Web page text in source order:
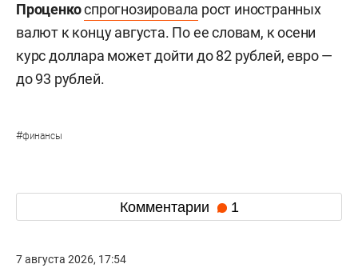
Проценкоспрогнозировала рост иностранных
валют к концу августа. По ее словам, к осени
курс доллара может дойти до 82 рублей, евро —
до 93 рублей.
#финансы
Комментарии 1
7 августа 2026, 17:54